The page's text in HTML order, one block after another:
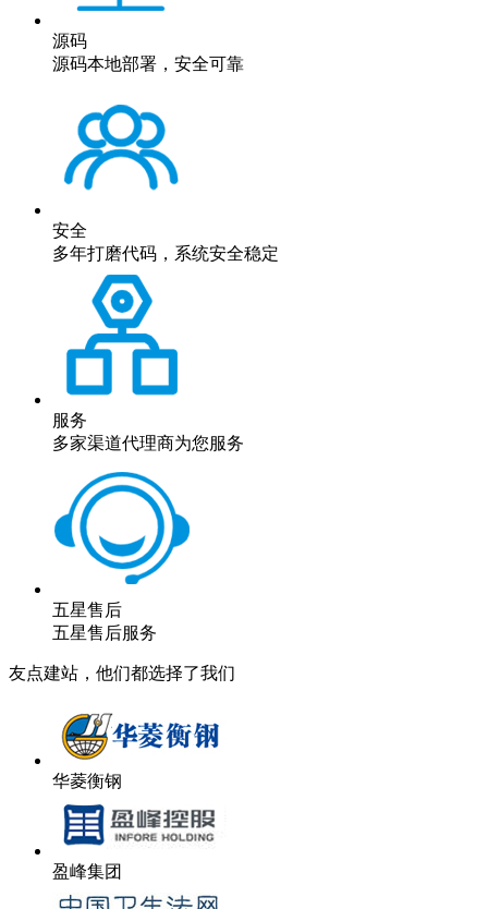
源码
源码本地部署，安全可靠
安全
多年打磨代码，系统安全稳定
服务
多家渠道代理商为您服务
五星售后
五星售后服务
友点建站，他们都选择了我们
华菱衡钢
盈峰集团